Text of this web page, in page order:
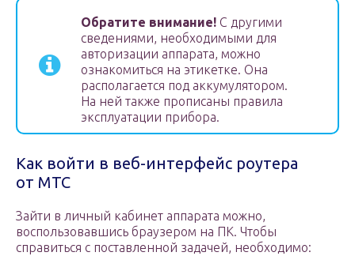
Обратите внимание! С другими
сведениями, необходимыми для
авторизации аппарата, можно
ознакомиться на этикетке. Она
располагается под аккумулятором.
На ней также прописаны правила
эксплуатации прибора.
Как войти в веб-интерфейс роутера
от МТС
Зайти в личный кабинет аппарата можно,
воспользовавшись браузером на ПК. Чтобы
справиться с поставленной задачей, необходимо: